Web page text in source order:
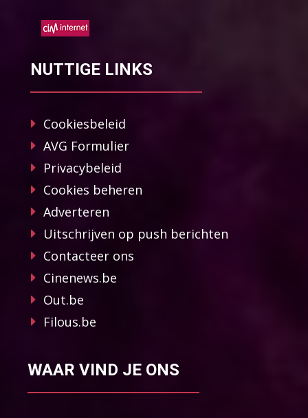
NUTTIGE LINKS
Cookiesbeleid
AVG Formulier
Privacybeleid
Cookies beheren
Adverteren
Uitschrijven op push berichten
Contacteer ons
Cinenews.be
Out.be
Filous.be
WAAR VIND JE ONS